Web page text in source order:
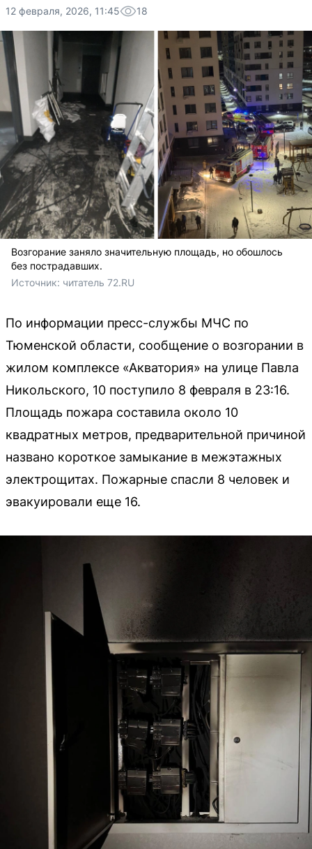
12 февраля, 2026, 11:45 18
Возгорание заняло значительную площадь, но обошлось
без пострадавших.
Источник: читатель 72.RU
По информации пресс-службы МЧС по
Тюменской области, сообщение о возгорании в
жилом комплексе «Акватория» на улице Павла
Никольского, 10 поступило 8 февраля в 23:16.
Площадь пожара составила около 10
квадратных метров, предварительной причиной
названо короткое замыкание в межэтажных
электрощитах. Пожарные спасли 8 человек и
эвакуировали еще 16.